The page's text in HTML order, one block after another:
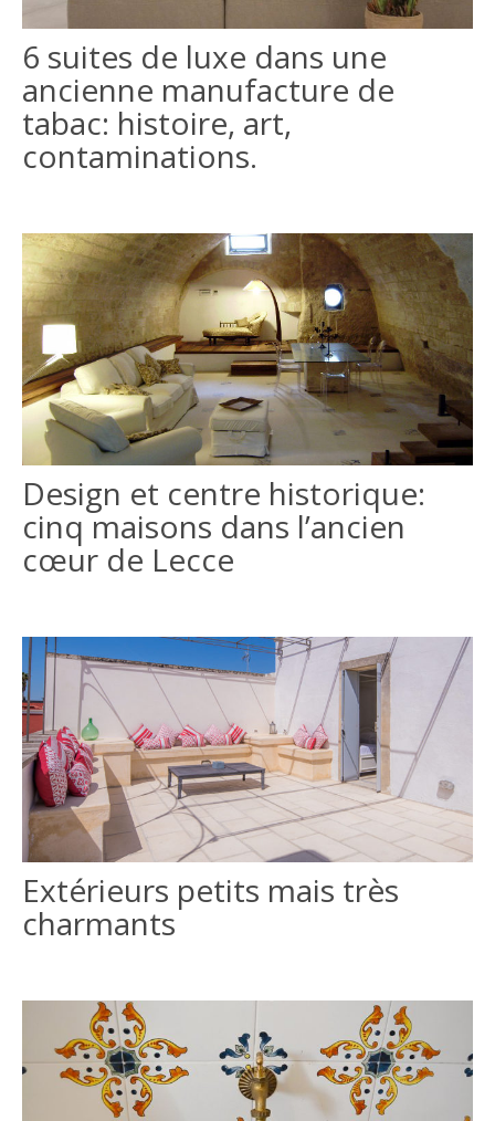
6 suites de luxe dans une
ancienne manufacture de
tabac: histoire, art,
contaminations.
Design et centre historique:
cinq maisons dans l’ancien
cœur de Lecce
Extérieurs petits mais très
charmants